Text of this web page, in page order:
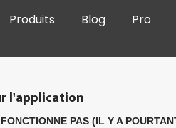
Produits Blog Pro
l'application
PAS (IL Y A